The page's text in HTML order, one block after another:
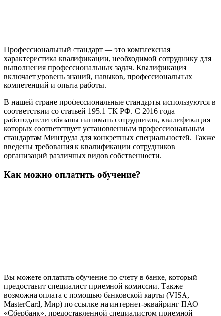
Профессиональный стандарт — это комплексная
характеристика квалификации, необходимой сотруднику для
выполнения профессиональных задач. Квалификация
включает уровень знаний, навыков, профессиональных
компетенций и опыта работы.
В нашей стране профессиональные стандарты используются в
соответствии со статьей 195.1 ТК РФ. С 2016 года
работодатели обязаны нанимать сотрудников, квалификация
которых соответствует установленным профессиональным
стандартам Минтруда для конкретных специальностей. Также
введены требования к квалификации сотрудников
организаций различных видов собственности.
Как можно оплатить обучение?
Вы можете оплатить обучение по счету в банке, который
предоставит специалист приемной комиссии. Также
возможна оплата с помощью банковской карты (VISA,
MasterCard, Мир) по ссылке на интернет-эквайринг ПАО
«Сбербанк», предоставленной специалистом приемной